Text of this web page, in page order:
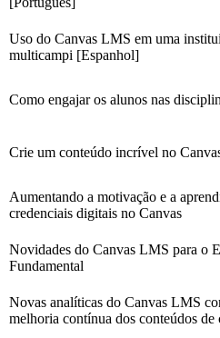
Uso do Canvas LMS em uma
multicampi [Espanhol]
Como engajar os alunos nas
Crie um conteúdo incrível no
Aumentando a motivação e a
credenciais digitais no Canvas
Novidades do Canvas LMS para o
Fundamental
Novas analíticas do Canvas LMS
melhoria contínua dos conteúdos de